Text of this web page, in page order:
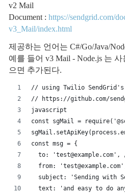
v2 Mail
Document : https://sendgrid.com/
v3_Mail/index.html
제공하는 언어는 C#/Go/Java/
예를 들어 v3 Mail - Node.js 는
으면 추가된다.
// using Twilio
// https://github.com/
javascript
const sgMail =
const msg = {
to: 'test@example.com',
from:
subject: 'Sending with
text: 'and easy to do